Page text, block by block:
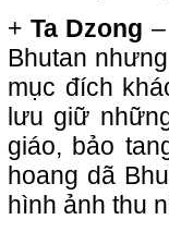
+ Ta Dzong
Bhutan
mục đích
lưu giữ
giáo, bảo
hoang dã
hình ảnh thu